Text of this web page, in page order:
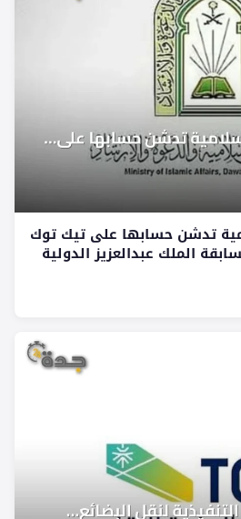
تدشن حسابها على تيك توك
الملك عبدالعزيز الدولية